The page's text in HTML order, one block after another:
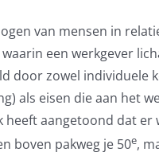
van mensen in
een werkgever
door zowel individuele
als eisen die aan het
heeft aangetoond dat er
boven pakweg je 50e,